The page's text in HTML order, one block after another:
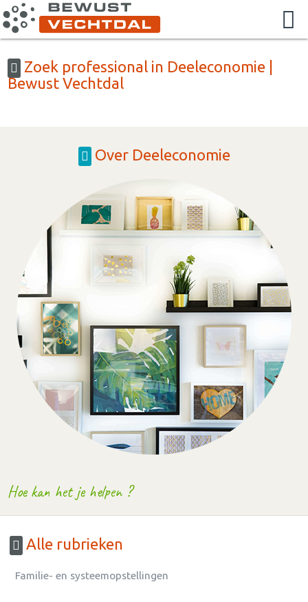
Zoek professional in Deeleconomie |
Bewust Vechtdal
Over Deeleconomie
Hoe kan het je helpen ?
Alle rubrieken
Familie- en systeemopstellingen